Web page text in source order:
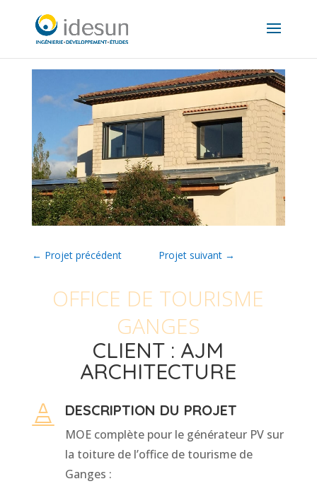
← Projet précédent Projet suivant→
OFFICE DE TOURISME
GANGES
CLIENT : AJM
ARCHITECTURE
 DESCRIPTION DU PROJET
MOE complète pour le générateur PV sur
la toiture de l’office de tourisme de
Ganges :